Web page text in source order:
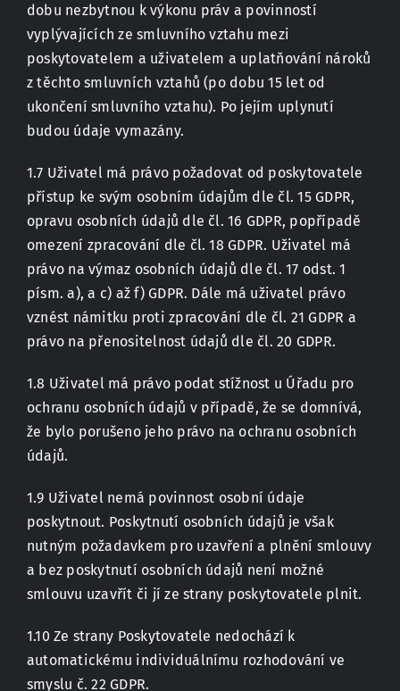
dobu nezbytnou k výkonu práv a povinností
vyplývajících ze smluvního vztahu mezi
poskytovatelem a uživatelem a uplatňování nároků
z těchto smluvních vztahů (po dobu 15 let od
ukončení smluvního vztahu). Po jejím uplynutí
budou údaje vymazány.
1.7 Uživatel má právo požadovat od poskytovatele
přístup ke svým osobním údajům dle čl. 15 GDPR,
opravu osobních údajů dle čl. 16 GDPR, popřípadě
omezení zpracování dle čl. 18 GDPR. Uživatel má
právo na výmaz osobních údajů dle čl. 17 odst. 1
písm. a), a c) až f) GDPR. Dále má uživatel právo
vznést námitku proti zpracování dle čl. 21 GDPR a
právo na přenositelnost údajů dle čl. 20 GDPR.
1.8 Uživatel má právo podat stížnost u Úřadu pro
ochranu osobních údajů v případě, že se domnívá,
že bylo porušeno jeho právo na ochranu osobních
údajů.
1.9 Uživatel nemá povinnost osobní údaje
poskytnout. Poskytnutí osobních údajů je však
nutným požadavkem pro uzavření a plnění smlouvy
a bez poskytnutí osobních údajů není možné
smlouvu uzavřít či jí ze strany poskytovatele plnit.
1.10 Ze strany Poskytovatele nedochází k
automatickému individuálnímu rozhodování ve
smyslu č. 22 GDPR.